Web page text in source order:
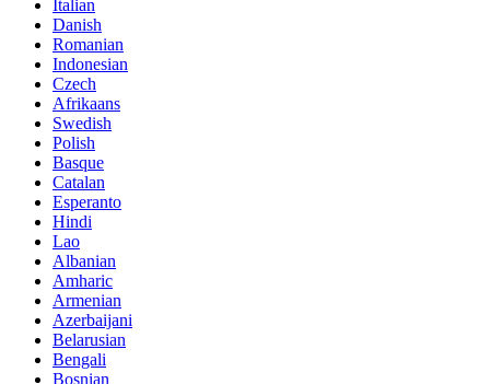
Italian
Danish
Romanian
Indonesian
Czech
Afrikaans
Swedish
Polish
Basque
Catalan
Esperanto
Hindi
Lao
Albanian
Amharic
Armenian
Azerbaijani
Belarusian
Bengali
Bosnian